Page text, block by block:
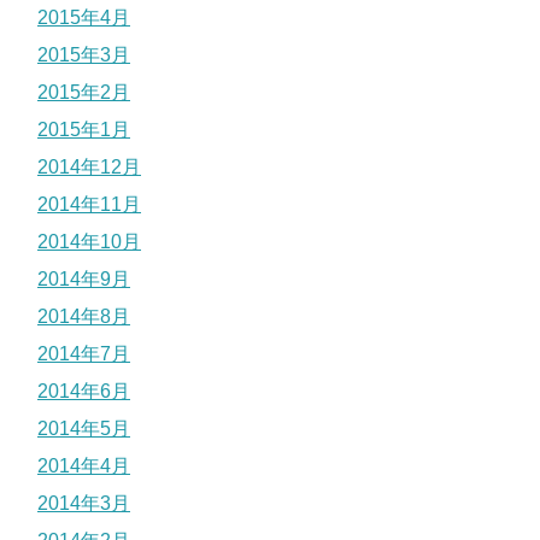
2015年4月
2015年3月
2015年2月
2015年1月
2014年12月
2014年11月
2014年10月
2014年9月
2014年8月
2014年7月
2014年6月
2014年5月
2014年4月
2014年3月